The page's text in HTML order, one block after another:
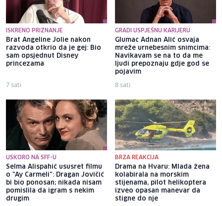
ISKRENO PRIZNANJE
Brat Angeline Jolie nakon
razvoda otkrio da je gej: Bio
sam opsjednut Disney
princezama
7 sati
GRADI USPJEŠNU KARIJERU
Glumac Adnan Alić osvaja
mreže urnebesnim snimcima:
Navikavam se na to da me
ljudi prepoznaju gdje god se
pojavim
8 sati
USKORO NA SFF-U
Selma Alispahić ususret filmu
o "Ay Carmeli": Dragan Jovičić
bi bio ponosan; nikada nisam
pomislila da igram s nekim
drugim
BRZA REAKCIJA
Drama na Hvaru: Mlada žena
kolabirala na morskim
stijenama, pilot helikoptera
izveo opasan manevar da
stigne do nje